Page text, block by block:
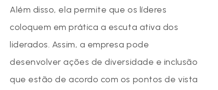
Além disso, ela permite que os líderes
coloquem em prática a escuta ativa dos
liderados. Assim, a empresa pode
desenvolver ações de diversidade e inclusão
que estão de acordo com os pontos de vista